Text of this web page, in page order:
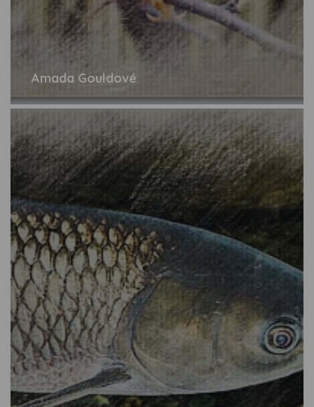
Amada Gouldové